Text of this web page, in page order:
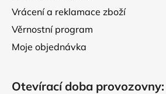
Vrácení a reklamace zboží
Věrnostní program
Moje objednávka
Otevírací doba provozovny: